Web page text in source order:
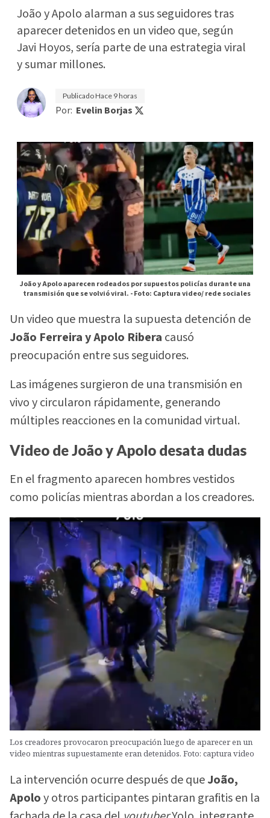
João y Apolo alarman a sus seguidores tras
aparecer detenidos en un video que, según
Javi Hoyos, sería parte de una estrategia viral
y sumar millones.
PublicadoHace 9 horas
Por: Evelin Borjas
João y Apolo aparecen rodeados por supuestos policías durante una
transmisión que se volvió viral. -Foto: Captura video/ rede sociales
Un video que muestra la supuesta detención de
João Ferreira y Apolo Ribera causó
preocupación entre sus seguidores.
Las imágenes surgieron de una transmisión en
vivo y circularon rápidamente, generando
múltiples reacciones en la comunidad virtual.
Video de João y Apolo desata dudas
En el fragmento aparecen hombres vestidos
como policías mientras abordan a los creadores.
Los creadores provocaron preocupación luego de aparecer en un
video mientras supuestamente eran detenidos. Foto: captura video
La intervención ocurre después de queJoão,
Apoloy otros participantes pintaran grafitis en la